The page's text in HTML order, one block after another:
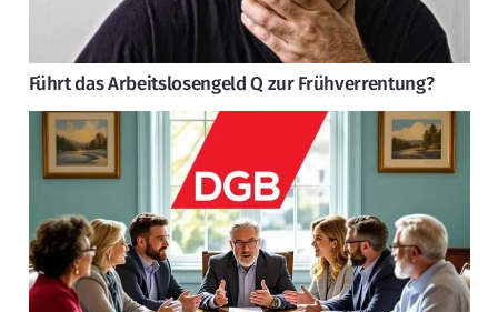
Führt das Arbeitslosengeld Q zur Frühverrentung?